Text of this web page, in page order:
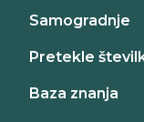
Samogradnje
Pretekle
Baza znanja